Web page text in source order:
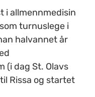
i allmennmedisin
turnuslege i
halvannet år
(i dag St. Olavs
Rissa og startet